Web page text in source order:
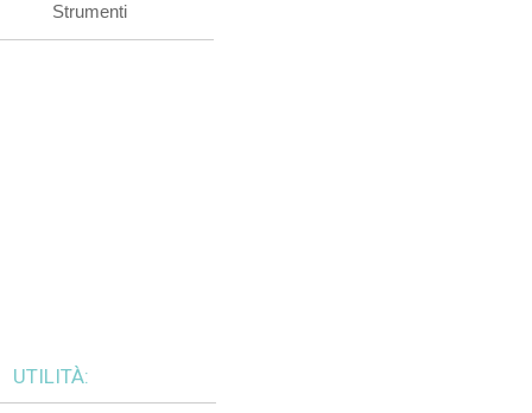
Strumenti
UTILITÀ: